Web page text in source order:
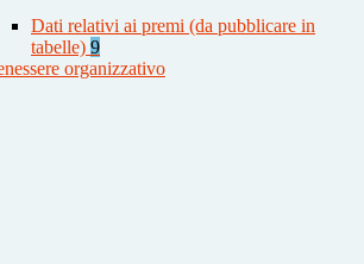
Dati relativi ai premi (da pubblicare in
tabelle) 9
organizzativo